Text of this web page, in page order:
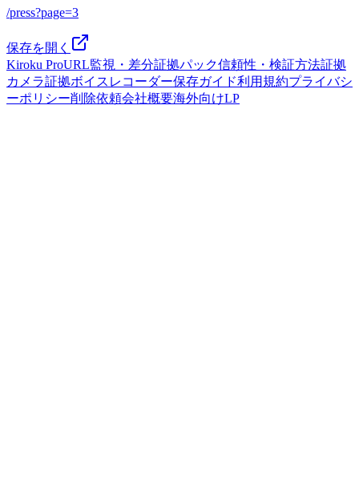
/press?page=3
保存を開く
Kiroku ProURL監視・差分証拠パック信頼性・検証方法証拠
カメラ証拠ボイスレコーダー保存ガイド利用規約プライバシ
ーポリシー削除依頼会社概要海外向けLP